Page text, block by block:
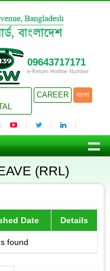
09643717171
e-Return Hotline Number
CAREER বাংলা
(RRL)
Date Details
found